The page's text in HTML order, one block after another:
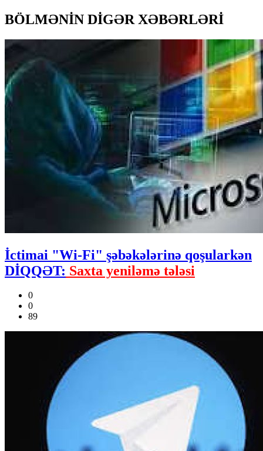
BÖLMƏNİN DİGƏR XƏBƏRLƏRİ
İctimai "Wi-Fi" şəbəkələrinə qoşularkən
DİQQƏT: Saxta yeniləmə tələsi
0
0
89